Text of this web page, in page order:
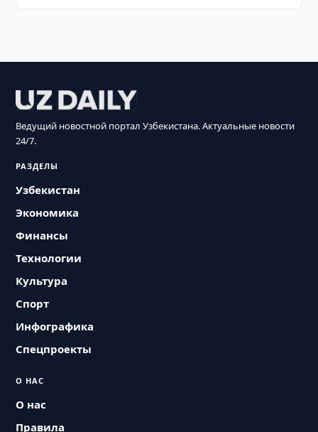
Ведущий новостной портал Узбекистана. Актуальные новости
24/7.
РАЗДЕЛЫ
Узбекистан
Экономика
Финансы
Технологии
Культура
Спорт
Инфографика
Спецпроекты
О НАС
О нас
Правила